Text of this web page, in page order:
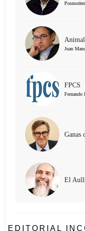
Juan
FPCS
Fernando
Ganas
El
EDITORIAL